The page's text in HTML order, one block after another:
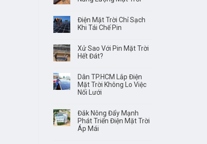
Điện Mặt Trời Chỉ Sạch
Khi Tái Chế Pin
Xử Sao Với Pin Mặt Trời
Hết Đát?
Dân TP.HCM Lắp Điện
Mặt Trời Không Lo Việc
Nối Lưới
Đắk Nông Đẩy Mạnh
Phát Triển Điện Mặt Trời
Áp Mái